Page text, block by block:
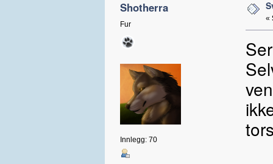
Shotherra
Fur
Innlegg: 70
«